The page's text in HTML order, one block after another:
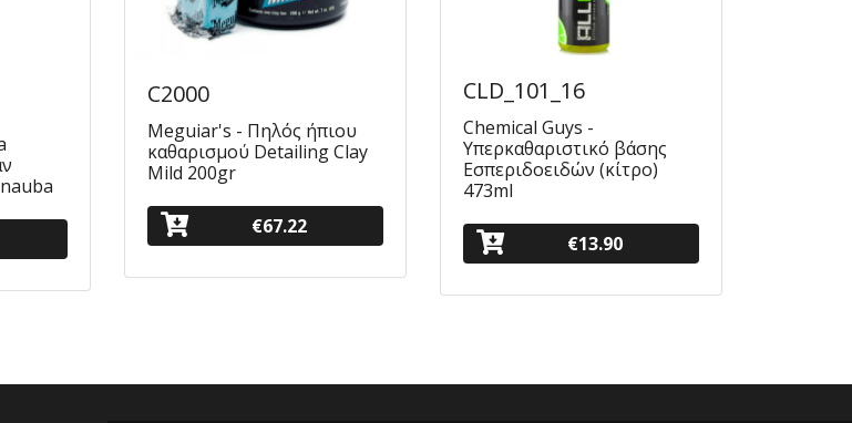
C2000
Meguiar's - Πηλός ήπιου
καθαρισμού Detailing Clay
Mild 200gr
€67.22
CLD_101_16
Chemical Guys -
Υπερκαθαριστικό βάσης
Εσπεριδοειδών (κίτρο)
473ml
€13.90